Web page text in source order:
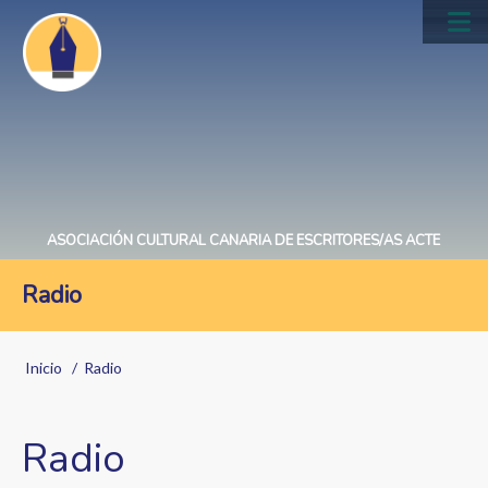
Pasar
contenido
principal
ASOCIACIÓN CULTURAL CANARIA DE ESCRITORES/AS ACTE
Radio
Sobrescribir
ayuda
Inicio Radio
Radio